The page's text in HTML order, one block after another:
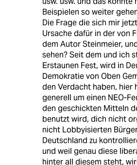
Beispielen so weiter
Die Frage die sich mir
Ursache dafür in der von
dem Autor Steinmeier,
sehen? Seit dem und ich
Erstaunen Fest, wird in
Demokratie von Oben
den Verdacht haben, hier
generell um einen NEO-
den geschickten Mitteln
benutzt wird, dich nicht
nicht Lobbyisierten
Deutschland zu
und weil genau diese
hinter all diesem steht,